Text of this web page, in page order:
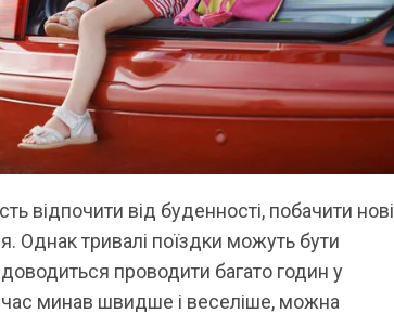
відпочити від буденності, побачити нові
Однак тривалі поїздки можуть бути
проводити багато годин у
час минав швидше і веселіше, можна